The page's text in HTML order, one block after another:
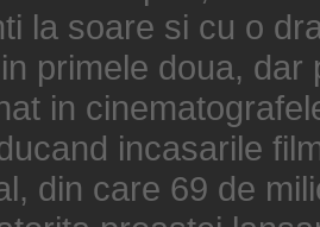
la soare si cu o
primele doua,
in
incasarile
din care 69 de